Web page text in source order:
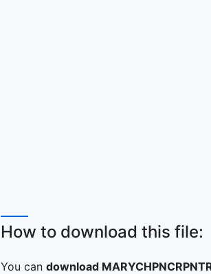
How to download this file:
You can download